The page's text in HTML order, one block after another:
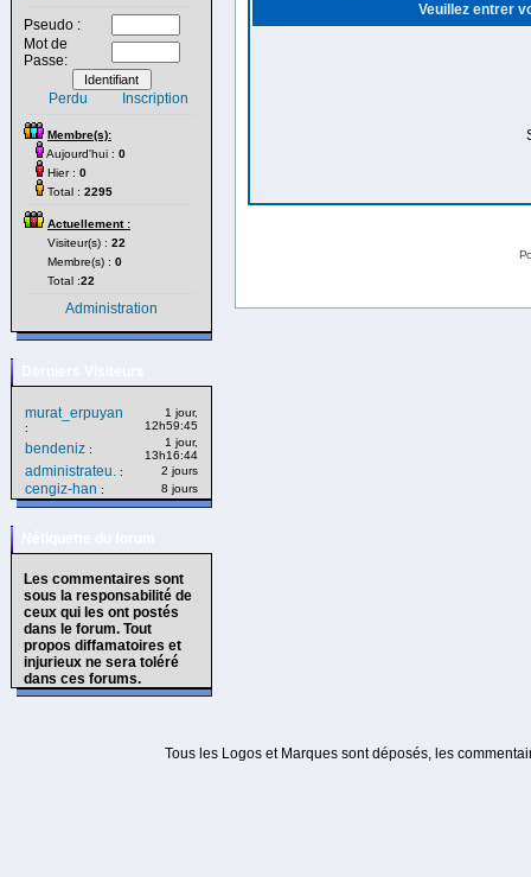
Pseudo :
Mot de
Passe:
Perdu Inscription
Membre(s):
Aujourd'hui : 0
Hier : 0
Total : 2295
Actuellement :
Visiteur(s) : 22
Membre(s) : 0
Total :22
Administration
murat_erpuyan
:
1 jour,
12h59:45
bendeniz :
1 jour,
13h16:44
administrateu. : 2 jours
cengiz-han : 8 jours
Les commentaires sont
sous la responsabilité de
ceux qui les ont postés
dans le forum. Tout
propos diffamatoires et
injurieux ne sera toléré
dans ces forums.
Veuillez entrer
Tous les Logos et Marques sont déposés, les